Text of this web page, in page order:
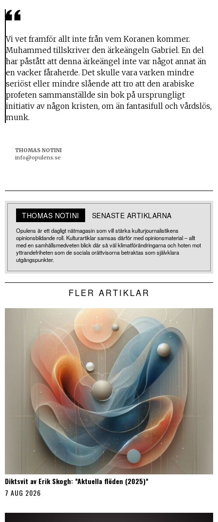
Vi vet framför allt inte från vem Koranen kommer.
Muhammed tillskriver den ärkeängeln Gabriel. En del
har påstått att denna ärkeängel inte var något annat än
en vacker fåraherde. Det skulle vara varken mindre
seriöst eller mindre slående att tro att den arabiske
profeten sammanställde sin bok på ursprungligt
initiativ av någon kristen, om än fantasifull och vårdslös,
munk.
THOMAS NOTINI
info@opulens.se
THOMAS NOTINI SENASTE ARTIKLARNA
Opulens är ett dagligt nätmagasin som vill stärka kulturjournalistikens
opinionsbildande roll. Kulturartiklar samsas därför med opinionsmaterial – allt
med en samhällsmedveten blick där så väl klimatförändringarna och hoten mot
yttrandefriheten som de sociala orättvisorna betraktas som självklara
utgångspunkter.
FLER ARTIKLAR
Diktsvit av Erik Skogh: ”Aktuella flöden (2025)”
7 AUG 2026